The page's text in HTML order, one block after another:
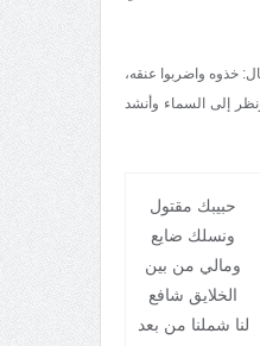
خذوه واضربوا عنقه،
إلى السماء وأنشد
حبيبك مقتول
ونسلك ضايع
ومالي من بين
الخلايق شافع
لنا شملنا من بعد